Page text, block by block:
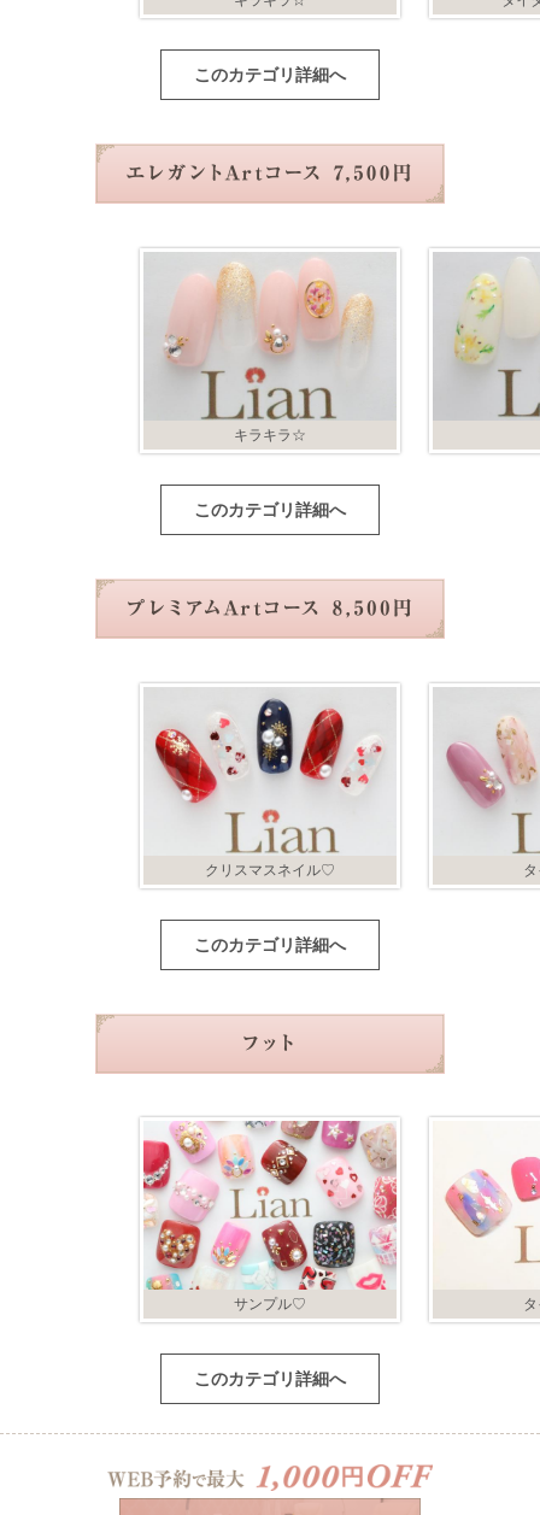
このカテゴリ詳細へ
キラキラ☆
このカテゴリ詳細へ
クリスマスネイル♡
このカテゴリ詳細へ
サンプル♡
このカテゴリ詳細へ